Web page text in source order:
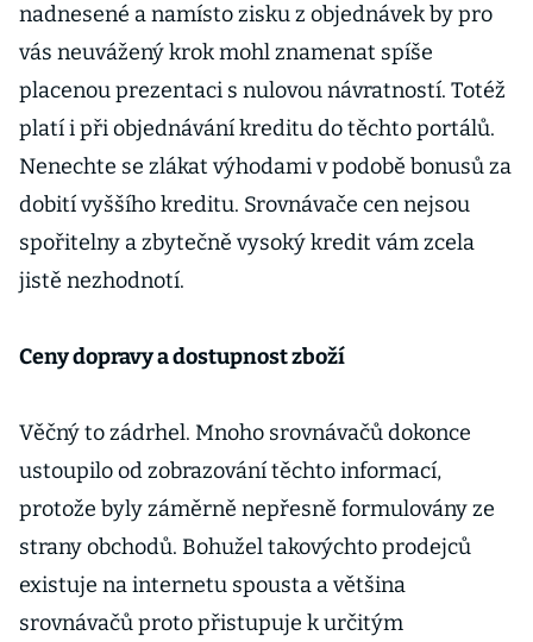
nadnesené a namísto zisku z objednávek by pro
vás neuvážený krok mohl znamenat spíše
placenou prezentaci s nulovou návratností. Totéž
platí i při objednávání kreditu do těchto portálů.
Nenechte se zlákat výhodami v podobě bonusů za
dobití vyššího kreditu. Srovnávače cen nejsou
spořitelny a zbytečně vysoký kredit vám zcela
jistě nezhodnotí.
Ceny dopravy a dostupnost zboží
Věčný to zádrhel. Mnoho srovnávačů dokonce
ustoupilo od zobrazování těchto informací,
protože byly záměrně nepřesně formulovány ze
strany obchodů. Bohužel takovýchto prodejců
existuje na internetu spousta a většina
srovnávačů proto přistupuje k určitým